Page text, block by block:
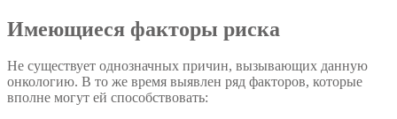
Имеющиеся факторы риска
Не существует однозначных причин, вызывающих данную
онкологию. В то же время выявлен ряд факторов, которые
вполне могут ей способствовать: